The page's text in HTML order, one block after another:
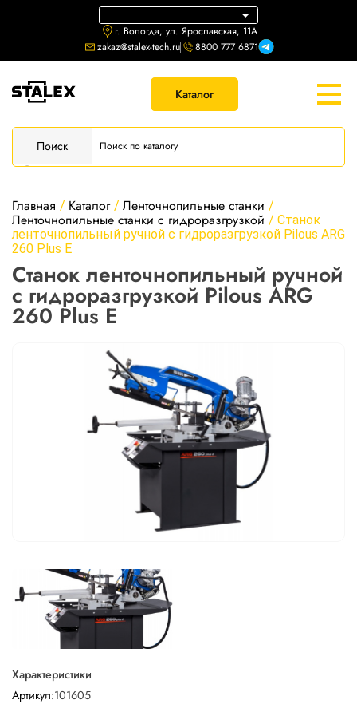
г. Вологда, ул. Ярославская, 11А
zakaz@stalex-tech.ru
8800 777 6871
Каталог
Поиск
Главная / Каталог / Ленточнопильные станки /
Ленточнопильные станки с гидроразгрузкой / Станок
ленточнопильный ручной с гидроразгрузкой Pilous ARG
260 Plus E
Станок ленточнопильный ручной
с гидроразгрузкой Pilous ARG
260 Plus E
Характеристики
Артикул:101605